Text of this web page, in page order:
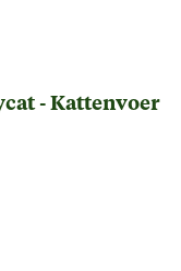
- Kattenvoer